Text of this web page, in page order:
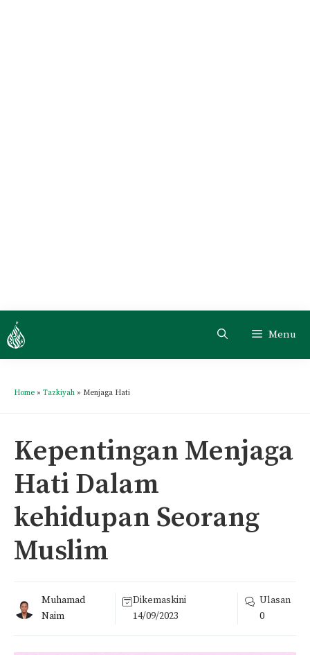
Menu
Home » Tazkiyah » Menjaga Hati
Kepentingan Menjaga
Hati Dalam
kehidupan Seorang
Muslim
Muhamad
Naim
Dikemaskini
14/09/2023
Ulasan
0